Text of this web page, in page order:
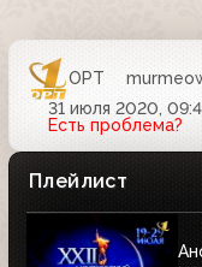
ОРТ
31 июля 2020,
Есть проблема?
Плейлист